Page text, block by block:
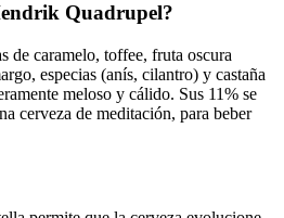
Quadrupel?
de caramelo, toffee, fruta oscura
especias (anís, cilantro) y castaña
meloso y cálido. Sus 11% se
cerveza de meditación, para beber